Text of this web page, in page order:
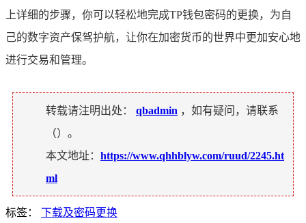
上详细的步骤，你可以轻松地完成TP钱包密码的更换，为自
己的数字资产保驾护航，让你在加密货币的世界中更加安心地
进行交易和管理。
转载请注明出处： qbadmin ，如有疑问，请联系
（）。
本文地址： https://www.qhhblyw.com/ruud/2245.ht
ml
标签： 下载及密码更换